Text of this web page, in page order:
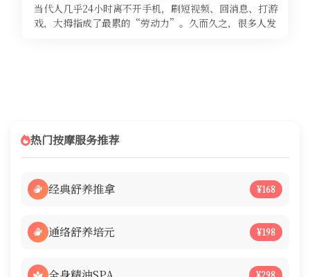
当代人几乎24小时离不开手机，刷短视频、回消息、打游
戏，大拇指成了最累的“劳动力”。久而久之，很多人发
热门按摩服务推荐
经典舒养推拿 ¥168
通络舒养培元 ¥198
¥298